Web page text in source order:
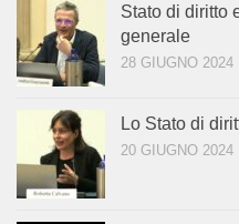
Stato di diritto
generale
28 GIUGNO 2024
Lo Stato di
20 GIUGNO 2024